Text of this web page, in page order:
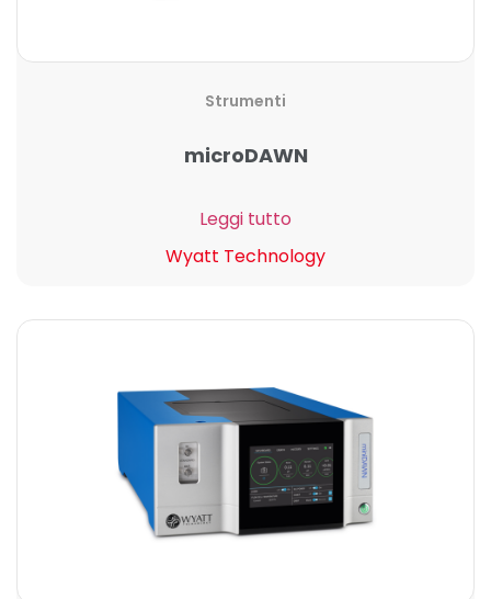
Strumenti
microDAWN
Leggi tutto
Wyatt Technology